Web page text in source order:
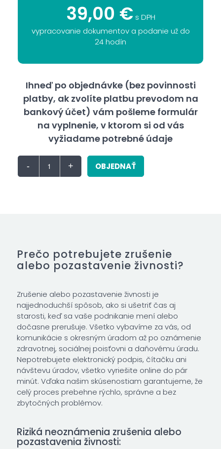
39,00 €s DPH
vypracovanie dokumentov a podanie už do
24 hodín
Ihneď po objednávke (bez povinnosti
platby, ak zvolíte platbu prevodom na
bankový účet) vám pošleme formulár
na vyplnenie, v ktorom si od vás
vyžiadame potrebné údaje
OBJEDNAŤ
Prečo potrebujete zrušenie
alebo pozastavenie živnosti?
Zrušenie alebo pozastavenie živnosti je
najjednoduchší spôsob, ako si ušetriť čas aj
starosti, keď sa vaše podnikanie mení alebo
dočasne prerušuje. Všetko vybavíme za vás, od
komunikácie s okresným úradom až po oznámenie
zdravotnej, sociálnej poisťovni a daňovému úradu.
Nepotrebujete elektronický podpis, čítačku ani
návštevu úradov, všetko vyriešite online do pár
minút. Vďaka našim skúsenostiam garantujeme, že
celý proces prebehne rýchlo, správne a bez
zbytočných problémov.
Riziká neoznámenia zrušenia alebo
pozastavenia živnosti: